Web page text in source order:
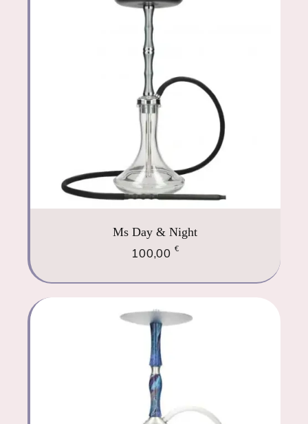
Ms Day & Night
100,00€